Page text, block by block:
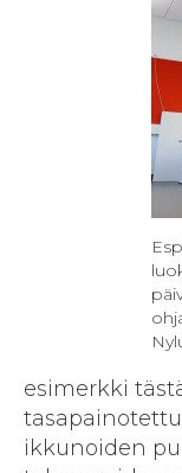
esimerkki
ikkunoiden